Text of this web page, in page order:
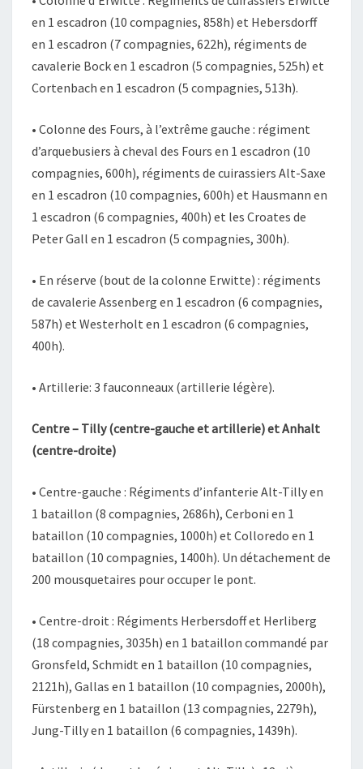
en 1 escadron (10 compagnies, 858h) et Hebersdorff
en 1 escadron (7 compagnies, 622h), régiments de
cavalerie Bock en 1 escadron (5 compagnies, 525h) et
Cortenbach en 1 escadron (5 compagnies, 513h).
• Colonne des Fours, à l’extrême gauche : régiment
d’arquebusiers à cheval des Fours en 1 escadron (10
compagnies, 600h), régiments de cuirassiers Alt-Saxe
en 1 escadron (10 compagnies, 600h) et Hausmann en
1 escadron (6 compagnies, 400h) et les Croates de
Peter Gall en 1 escadron (5 compagnies, 300h).
• En réserve (bout de la colonne Erwitte) : régiments
de cavalerie Assenberg en 1 escadron (6 compagnies,
587h) et Westerholt en 1 escadron (6 compagnies,
400h).
• Artillerie: 3 fauconneaux (artillerie légère).
Centre – Tilly (centre-gauche et artillerie) et Anhalt
(centre-droite)
• Centre-gauche : Régiments d’infanterie Alt-Tilly en
1 bataillon (8 compagnies, 2686h), Cerboni en 1
bataillon (10 compagnies, 1000h) et Colloredo en 1
bataillon (10 compagnies, 1400h). Un détachement de
200 mousquetaires pour occuper le pont.
• Centre-droit : Régiments Herbersdoff et Herliberg
(18 compagnies, 3035h) en 1 bataillon commandé par
Gronsfeld, Schmidt en 1 bataillon (10 compagnies,
2121h), Gallas en 1 bataillon (10 compagnies, 2000h),
Fürstenberg en 1 bataillon (13 compagnies, 2279h),
Jung-Tilly en 1 bataillon (6 compagnies, 1439h).